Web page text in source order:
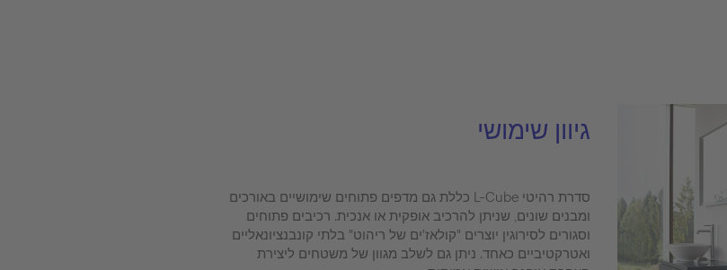
גיוון שימושי
סדרת רהיטי L-Cube כללת גם מדפים פתוחים שימושיים באורכים
ומבנים שונים, שניתן להרכיב אופקית או אנכית. רכיבים פתוחים
וסגורים לסירוגין יוצרים "קולאז'ים של ריהוט" בלתי קונבנציונאליים
ואטרקטיביים כאחד. ניתן גם לשלב מגוון של משטחים ליצירת